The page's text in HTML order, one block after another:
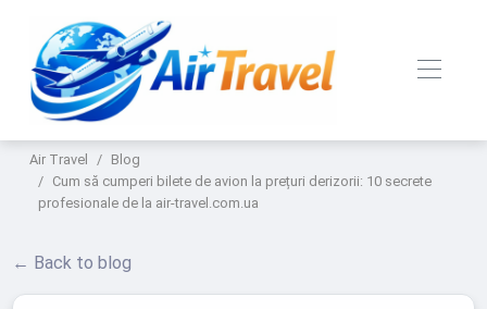
Air Travel
Blog
Cum să cumperi bilete de avion la prețuri derizorii: 10 secrete
profesionale de la air-travel.com.ua
← Back to blog